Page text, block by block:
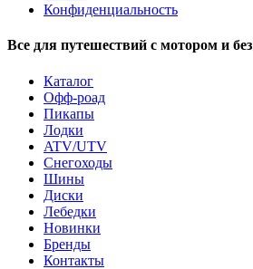
Конфиденциальность
Все для путешествий с мотором и без
Каталог
Офф-роад
Пикапы
Лодки
ATV/UTV
Снегоходы
Шины
Диски
Лебедки
Новинки
Бренды
Контакты